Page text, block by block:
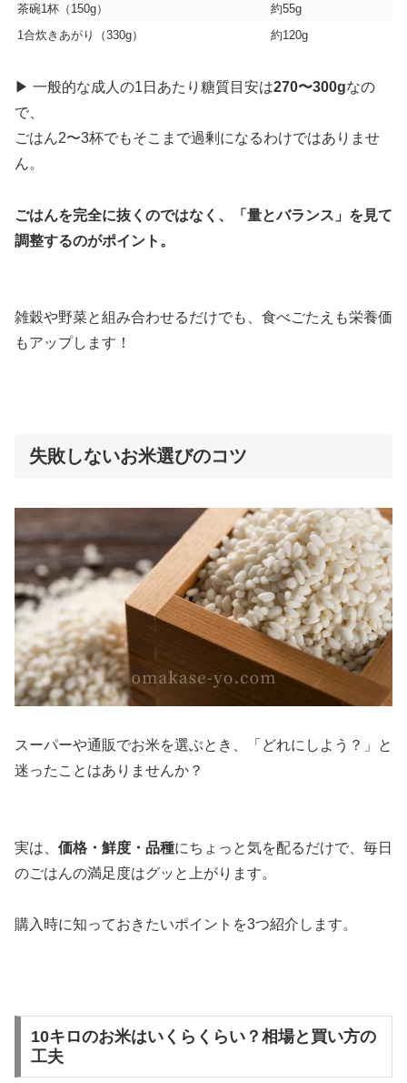
茶碗1杯（150g）
約55g
1合炊きあがり（330g）
約120g
▶︎ 一般的な成人の1日あたり糖質目安は270〜300gなの
で、
ごはん2〜3杯でもそこまで過剰になるわけではありませ
ん。
ごはんを完全に抜くのではなく、「量とバランス」を見て
調整するのがポイント。
雑穀や野菜と組み合わせるだけでも、食べごたえも栄養価
もアップします！
失敗しないお米選びのコツ
スーパーや通販でお米を選ぶとき、「どれにしよう？」と
迷ったことはありませんか？
実は、 価格・鮮度・品種にちょっと気を配るだけで、毎日
のごはんの満足度はグッと上がります。
購入時に知っておきたいポイントを3つ紹介します。
10キロのお米はいくらくらい？相場と買い方の
工夫